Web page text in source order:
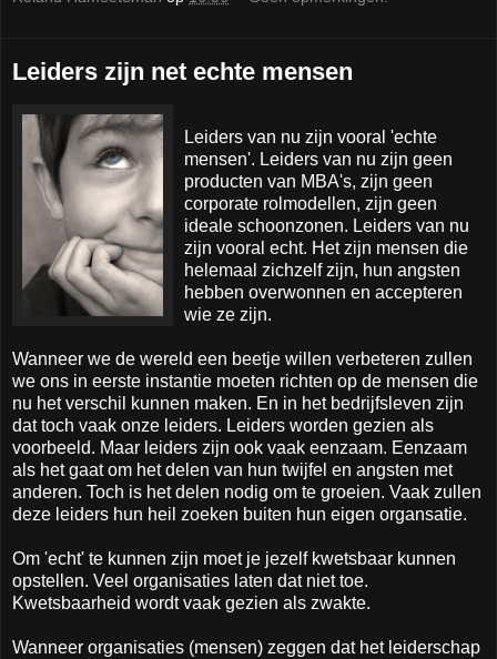
Leiders zijn net echte mensen
Leiders van nu zijn vooral 'echte
mensen'. Leiders van nu zijn geen
producten van MBA's, zijn geen
corporate rolmodellen, zijn geen
ideale schoonzonen. Leiders van nu
zijn vooral echt. Het zijn mensen die
helemaal zichzelf zijn, hun angsten
hebben overwonnen en accepteren
wie ze zijn.
Wanneer we de wereld een beetje willen verbeteren zullen
we ons in eerste instantie moeten richten op de mensen die
nu het verschil kunnen maken. En in het bedrijfsleven zijn
dat toch vaak onze leiders. Leiders worden gezien als
voorbeeld. Maar leiders zijn ook vaak eenzaam. Eenzaam
als het gaat om het delen van hun twijfel en angsten met
anderen. Toch is het delen nodig om te groeien. Vaak zullen
deze leiders hun heil zoeken buiten hun eigen organsatie.
Om 'echt' te kunnen zijn moet je jezelf kwetsbaar kunnen
opstellen. Veel organisaties laten dat niet toe.
Kwetsbaarheid wordt vaak gezien als zwakte.
Wanneer organisaties (mensen) zeggen dat het leiderschap